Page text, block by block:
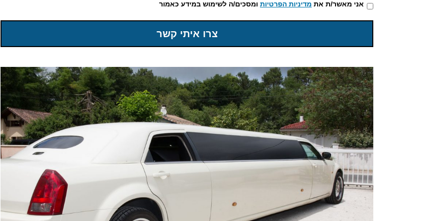
אני מאשר/ת את מדיניות הפרטיות ומסכים/ה לשימוש במידע כאמור
צרו איתי קשר